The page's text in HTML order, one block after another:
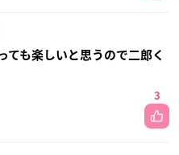
ても楽しいと思うので二郎く
3